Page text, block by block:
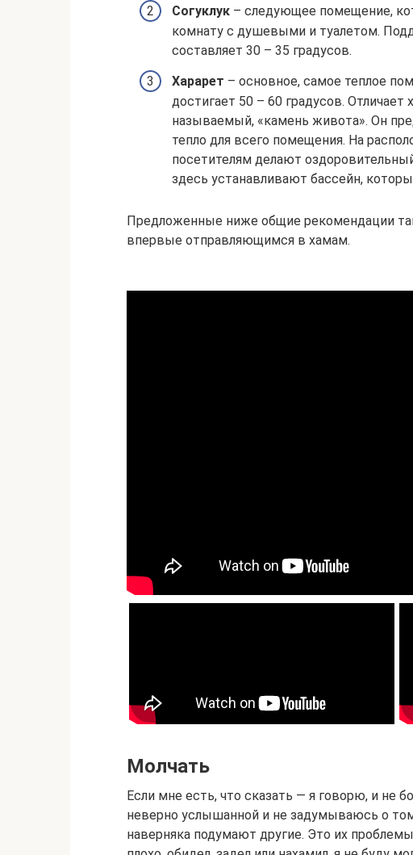
Согуклук – следующее помещение,
комнату с душевыми и туалетом.
составляет 30 – 35 градусов.
Харарет – основное, самое теплое
достигает 50 – 60 градусов.
называемый, «камень живота». Он
тепло для всего помещения. На
посетителям делают
здесь устанавливают бассейн,
Предложенные ниже общие рекомендации
впервые отправляющимся в хамам.
Молчать
Если мне есть, что сказать — я говорю, и не
неверно услышанной и не задумываюсь о
наверняка подумают другие. Это их